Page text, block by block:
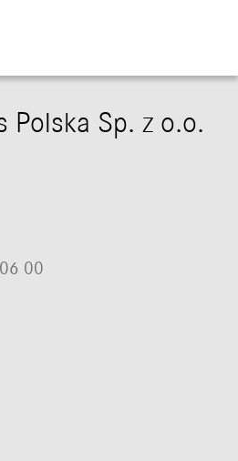
Polska Sp. z o.o.
00